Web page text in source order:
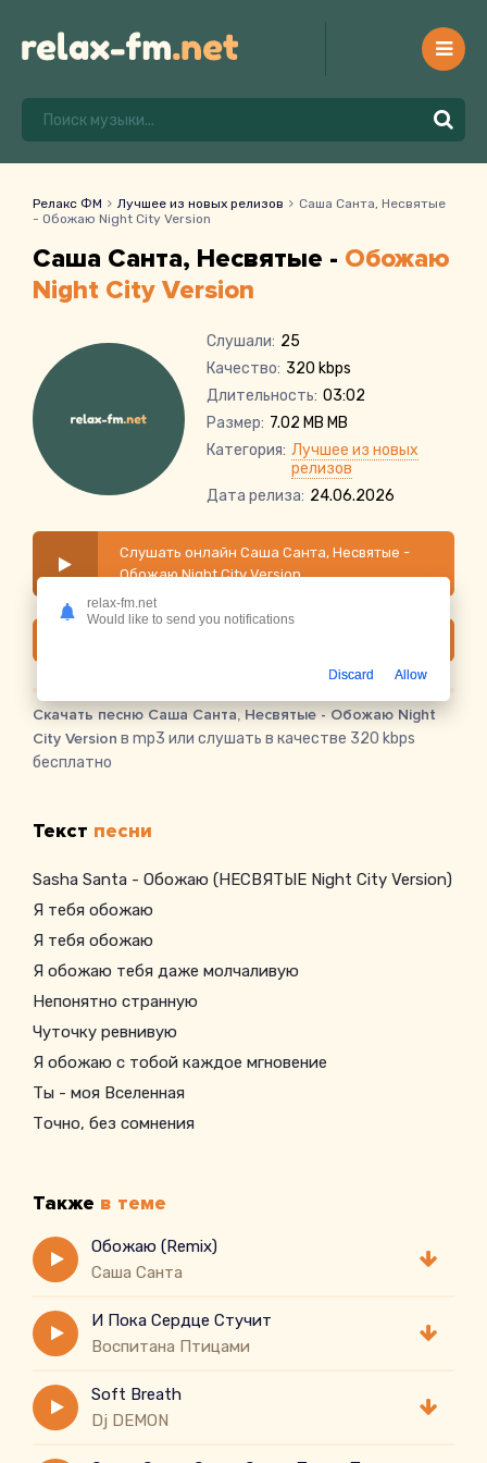
Релакс ФМ Лучшее из новых релизов
Саша Санта, Несвятые
- Обожаю Night City Version
Саша Санта, Несвятые - Обожаю
Night City Version
Слушали: 25
Качество: 320 kbps
Длительность: 03:02
Размер: 7.02 MB MB
Категория: Лучшее из новых
релизов
Дата релиза: 24.06.2026
Слушать онлайн Саша Санта, Несвятые -
Обожаю Night City Version
Скачать песню Саша Санта, Несвятые - Обожаю Night
City Version в mp3 или слушать в качестве 320 kbps
бесплатно
Текст песни
Sasha Santa - Обожаю (НЕСВЯТЫЕ Night City Version)
Я тебя обожаю
Я тебя обожаю
Я обожаю тебя даже молчаливую
Непонятно странную
Чуточку ревнивую
Я обожаю с тобой каждое мгновение
Ты - моя Вселенная
Точно, без сомнения
Также в теме
Обожаю (Remix)
Саша Санта
И Пока Сердце Стучит
Воспитана Птицами
Soft Breath
Dj DEMON
relax-fm.net
Would like to send you notifications
Discard Allow